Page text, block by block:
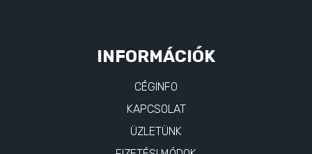
INFORMÁCIÓK
CÉGINFO
KAPCSOLAT
ÜZLETÜNK